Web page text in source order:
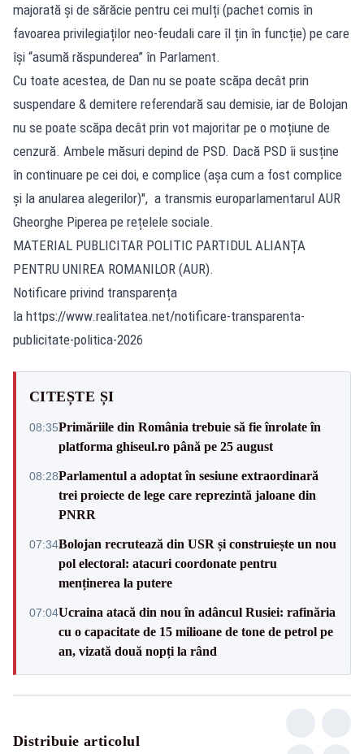
majorată și de sărăcie pentru cei mulți (pachet comis în
favoarea privilegiaților neo-feudali care îl țin în funcție) pe care
își “asumă răspunderea” în Parlament.
Cu toate acestea, de Dan nu se poate scăpa decât prin
suspendare & demitere referendară sau demisie, iar de Bolojan
nu se poate scăpa decât prin vot majoritar pe o moțiune de
cenzură. Ambele măsuri depind de PSD. Dacă PSD îi susține
în continuare pe cei doi, e complice (așa cum a fost complice
și la anularea alegerilor)", a transmis europarlamentarul AUR
Gheorghe Piperea pe rețelele sociale.
MATERIAL PUBLICITAR POLITIC PARTIDUL ALIANȚA
PENTRU UNIREA ROMANILOR (AUR).
Notificare privind transparența
la https://www.realitatea.net/notificare-transparenta-
publicitate-politica-2026
CITEȘTE ȘI
08:35Primăriile din România trebuie să fie înrolate în
platforma ghiseul.ro până pe 25 august
08:28Parlamentul a adoptat în sesiune extraordinară
trei proiecte de lege care reprezintă jaloane din
PNRR
07:34Bolojan recrutează din USR și construiește un nou
pol electoral: atacuri coordonate pentru
menținerea la putere
07:04Ucraina atacă din nou în adâncul Rusiei: rafinăria
cu o capacitate de 15 milioane de tone de petrol pe
an, vizată două nopți la rând
Distribuie articolul